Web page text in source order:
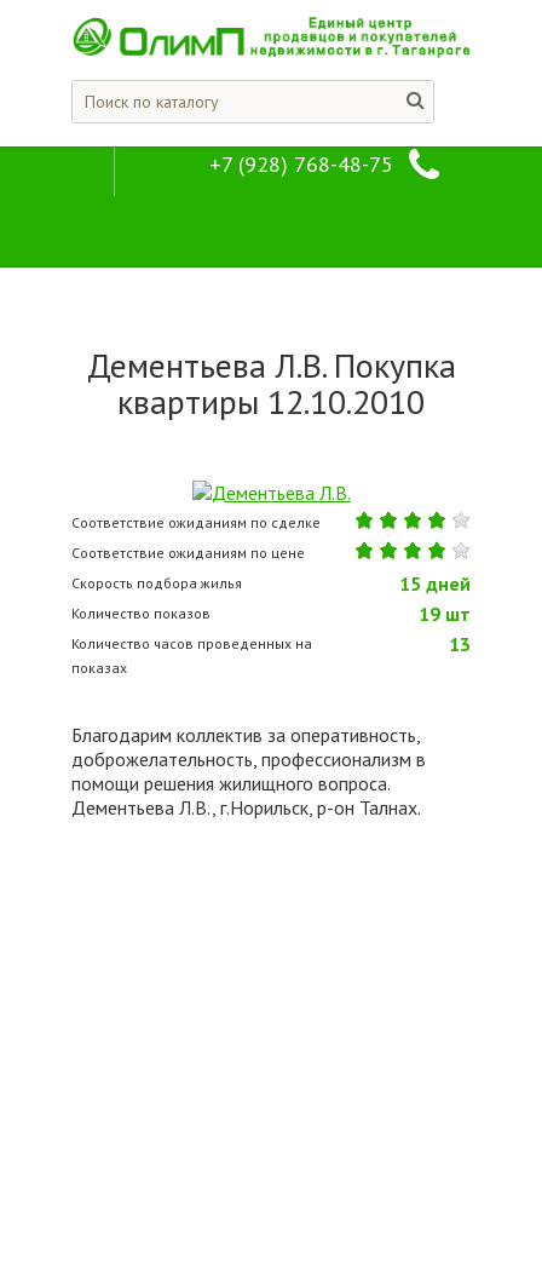
+7 (928) 768-48-75
Дементьева Л.В. Покупка
квартиры 12.10.2010
Соответствие ожиданиям по сделке
Соответствие ожиданиям по цене
Скорость подбора жилья
15 дней
Количество показов 19 шт
Количество часов проведенных на
показах
13
Благодарим коллектив за оперативность,
доброжелательность, профессионализм в
помощи решения жилищного вопроса.
Дементьева Л.В., г.Норильск, р-он Талнах.